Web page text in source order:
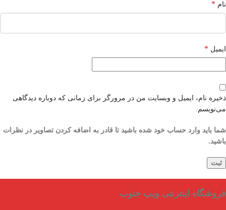
نام *
ایمیل *
ذخیره نام، ایمیل و وبسایت من در مرورگر برای زمانی که دوباره دیدگاهی
می‌نویسم.
شما باید وارد حساب خود شده باشید تا قادر به اضافه کردن تصاویر در نظرات
باشید.
فروشگاه اینترنتی ویپ جنوب